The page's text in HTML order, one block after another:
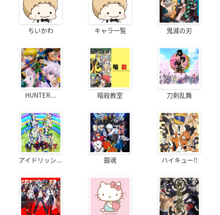
ちいかわ キャラ一覧 鬼滅の刃
HUNTER... 暗殺教室 刀剣乱舞
アイドリッシ... 銀魂 ハイキュー!!